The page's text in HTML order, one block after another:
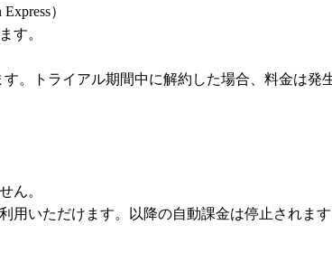
）
す。
。トライアル期間中に解約した場合、料金は発
ん。
いただけます。以降の自動課金は停止されます